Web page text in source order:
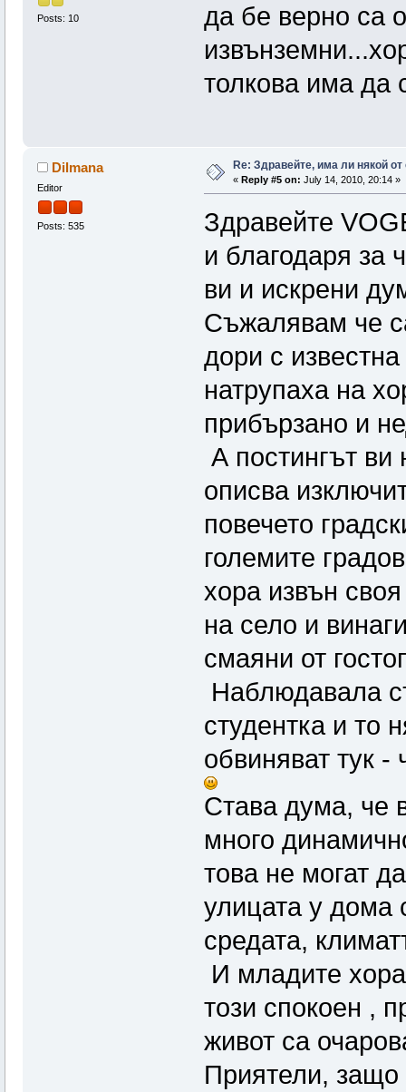
Posts: 10
да бе верно са
толкова има да
Dilmana
Editor
Posts: 535
Re: Здравейте, има ли някой
« Reply #5 on: July 14, 2010, 20:14 »
Здравейте
и благодаря за
ви и искрени
Съжалявам че
дори с
натрупаха на
прибързано и
А постингът
описва
повечето
големите
хора извън
на село и
смаяни от
Наблюдавала
студентка и то
обвиняват тук
Става дума, че
много
това не могат
улицата у дома
средата,
И младите
този спокоен ,
живот са
Приятели, защо